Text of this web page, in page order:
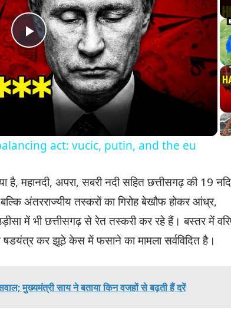
Play
Video
act: vucic, putin, and the eu
महानदी, अपरा, सबरी नदी सहित छत्तीसगढ़ की 19
अंतरराज्यीय तस्करों का गिरोह बेखौफ होकर आंध्र,
में भी छत्तीसगढ़ से रेत तस्करी कर रहे हैं। बस्तर में
षडयंत्र कर झूठे केस में फसाने का मामला सर्वविदित है।
मुख्यमंत्री साय ने बताया किन वजहों से बढ़ती हैं दरें